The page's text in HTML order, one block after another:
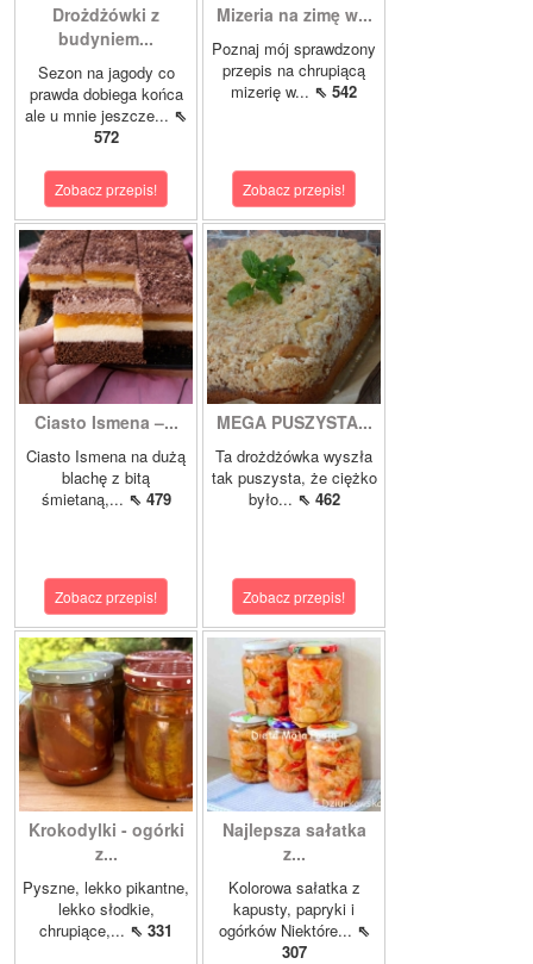
Drożdżówki z
budyniem...
Sezon na jagody co
prawda dobiega końca
ale u mnie jeszcze... ⇖
572
Zobacz przepis!
Mizeria na zimę w...
Poznaj mój sprawdzony
przepis na chrupiącą
mizerię w... ⇖ 542
Zobacz przepis!
Ciasto Ismena –...
Ciasto Ismena na dużą
blachę z bitą
śmietaną,... ⇖ 479
Zobacz przepis!
MEGA PUSZYSTA...
Ta drożdżówka wyszła
tak puszysta, że ciężko
było... ⇖ 462
Zobacz przepis!
Krokodylki - ogórki
z...
Pyszne, lekko pikantne,
lekko słodkie,
chrupiące,... ⇖ 331
Najlepsza sałatka
z...
Kolorowa sałatka z
kapusty, papryki i
ogórków Niektóre... ⇖
307